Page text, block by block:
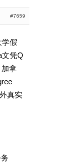
#7659
学假
文凭Q
拿
真实